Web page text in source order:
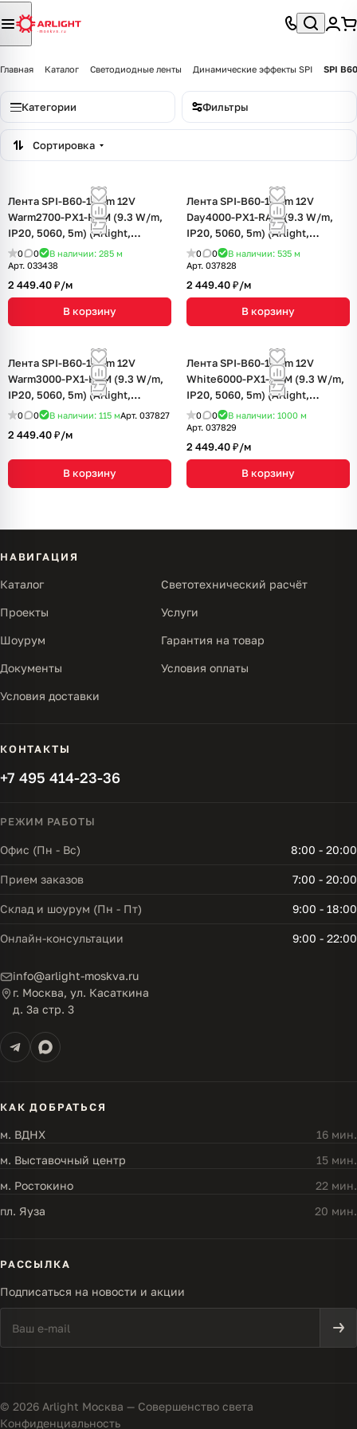
Главная Каталог Светодиодные ленты Динамические эффекты SPI SPI
Категории Фильтры
Сортировка
Лента SPI-B60-10mm 12V
Warm2700-PX1-RAM (9.3 W/m,
IP20, 5060, 5m) (Arlight,
бегущий огонь)
0 0 В наличии: 285 м
Арт. 033438
2 449.40 ₽/м
В корзину
Лента SPI-B60-10mm 12V
Day4000-PX1-RAM (9.3 W/m,
IP20, 5060, 5m) (Arlight,
бегущий огонь)
0 0 В наличии: 535 м
Арт. 037828
2 449.40 ₽/м
В корзину
Лента SPI-B60-10mm 12V
Warm3000-PX1-RAM (9.3 W/m,
IP20, 5060, 5m) (Arlight,
бегущий огонь)
0 0 В наличии: 115 мАрт. 037827
2 449.40 ₽/м
В корзину
Лента SPI-B60-10mm 12V
White6000-PX1-RAM (9.3 W/m,
IP20, 5060, 5m) (Arlight,
бегущий огонь)
0 0 В наличии: 1000 м
Арт. 037829
2 449.40 ₽/м
В корзину
НАВИГАЦИЯ
Каталог Светотехнический расчёт
Проекты Услуги
Шоурум Гарантия на товар
Документы Условия оплаты
Условия доставки
КОНТАКТЫ
+7 495 414-23-36
РЕЖИМ РАБОТЫ
Офис (Пн - Вс) 8:00 - 20:00
Прием заказов 7:00 - 20:00
Склад и шоурум (Пн - Пт) 9:00 - 18:00
Онлайн-консультации 9:00 - 22:00
info@arlight-moskva.ru
г. Москва, ул. Касаткина
д. 3а стр. 3
КАК ДОБРАТЬСЯ
м. ВДНХ
16 мин.
м. Выставочный центр
15 мин.
м. Ростокино
22 мин.
пл. Яуза
20 мин.
РАССЫЛКА
Подписаться на новости и акции
© 2026 Arlight Москва — Совершенство света
Конфиденциальность